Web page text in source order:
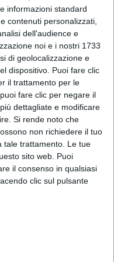
informazioni standard
contenuti personalizzati,
dell'audience e
noi e i nostri 1733
di geolocalizzazione e
dispositivo. Puoi fare clic
il trattamento per le
fare clic per negare il
dettagliate e modificare
Si rende noto che
non richiedere il tuo
tale trattamento. Le tue
sito web. Puoi
il consenso in qualsiasi
clic sul pulsante
RADIO ITALIA
Io non ho paura
, lui festeggerà
di questa "soglia",
,Erniaha smentito
mentale e
. “ È cominciato da un
dalla
Non ha invece notato
di vistafisico.
, la prossima
di